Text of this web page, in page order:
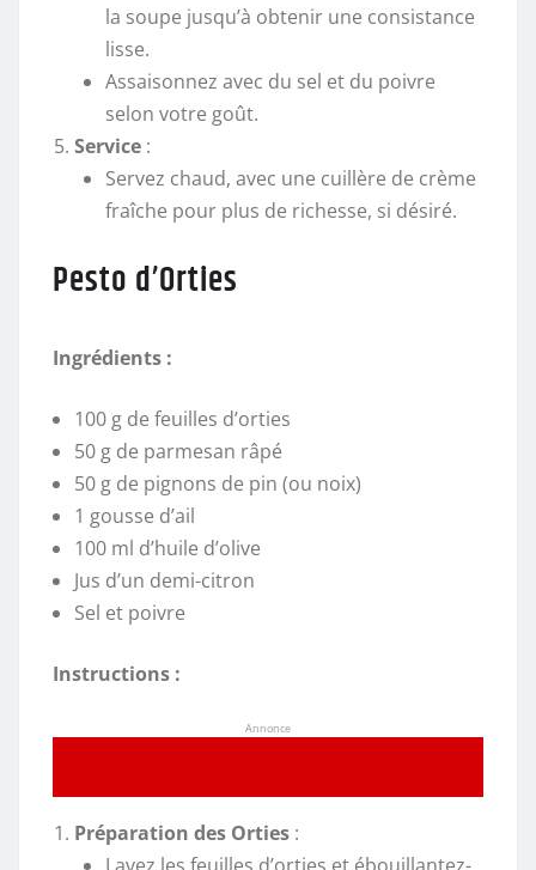
la soupe jusqu’à obtenir une consistance
lisse.
Assaisonnez avec du sel et du poivre
selon votre goût.
Service :
Servez chaud, avec une cuillère de crème
fraîche pour plus de richesse, si désiré.
Pesto d’Orties
Ingrédients :
100 g de feuilles d’orties
50 g de parmesan râpé
50 g de pignons de pin (ou noix)
1 gousse d’ail
100 ml d’huile d’olive
Jus d’un demi-citron
Sel et poivre
Instructions :
Annonce
Préparation des Orties :